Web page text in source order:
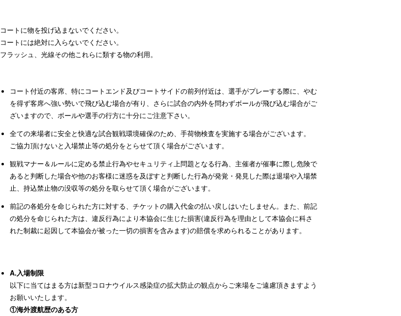
コートに物を投げ込まないでください。
コートには絶対に入らないでください。
フラッシュ、光線その他これらに類する物の利用。
コート付近の客席、特にコートエンド及びコートサイドの前列付近は、選手がプレーする際に、やむ
を得ず客席へ強い勢いで飛び込む場合が有り、さらに試合の内外を問わずボールが飛び込む場合がご
ざいますので、ボールや選手の行方に十分にご注意下さい。
全ての来場者に安全と快適な試合観戦環境確保のため、手荷物検査を実施する場合がございます。
ご協力頂けないと入場禁止等の処分をとらせて頂く場合がございます。
観戦マナー＆ルールに定める禁止行為やセキュリティ上問題となる行為、主催者が催事に際し危険で
あると判断した場合や他のお客様に迷惑を及ぼすと判断した行為が発覚・発見した際は退場や入場禁
止、持込禁止物の没収等の処分を取らせて頂く場合がございます。
前記の各処分を命じられた方に対する、チケットの購入代金の払い戻しはいたしません。また、前記
の処分を命じられた方は、違反行為により本協会に生じた損害(違反行為を理由として本協会に科さ
れた制裁に起因して本協会が被った一切の損害を含みます)の賠償を求められることがあります。
A.入場制限
以下に当てはまる方は新型コロナウイルス感染症の拡大防止の観点からご来場をご遠慮頂きますよう
お願いいたします。
①海外渡航歴のある方